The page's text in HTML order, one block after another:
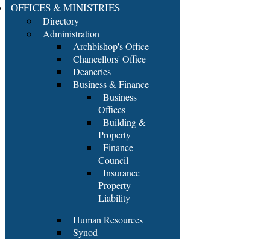
OFFICES & MINISTRIES
Directory
Administration
Archbishop's Office
Chancellors' Office
Deaneries
Business & Finance
Business
Offices
Building &
Property
Finance
Council
Insurance
Property
Liability
Human Resources
Synod